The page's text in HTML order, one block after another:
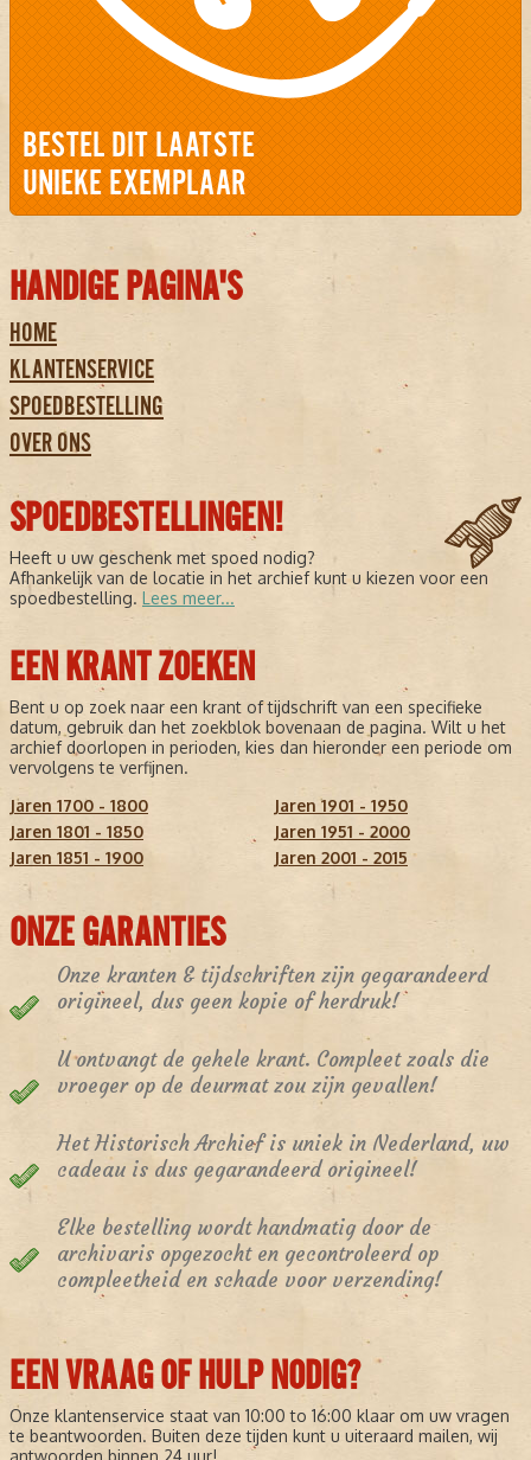
BESTEL DIT LAATSTE
UNIEKE EXEMPLAAR
HANDIGE PAGINA'S
HOME
KLANTENSERVICE
SPOEDBESTELLING
OVER ONS
SPOEDBESTELLINGEN!
Heeft u uw geschenk met spoed nodig?
Afhankelijk van de locatie in het archief kunt u kiezen voor een
spoedbestelling. Lees meer...
EEN KRANT ZOEKEN
Bent u op zoek naar een krant of tijdschrift van een specifieke
datum, gebruik dan het zoekblok bovenaan de pagina. Wilt u het
archief doorlopen in perioden, kies dan hieronder een periode om
vervolgens te verfijnen.
Jaren 1700 - 1800
Jaren 1801 - 1850
Jaren 1851 - 1900
Jaren 1901 - 1950
Jaren 1951 - 2000
Jaren 2001 - 2015
ONZE GARANTIES
Onze kranten & tijdschriften zijn gegarandeerd
origineel, dus geen kopie of herdruk!
U ontvangt de gehele krant. Compleet zoals die
vroeger op de deurmat zou zijn gevallen!
Het Historisch Archief is uniek in Nederland, uw
cadeau is dus gegarandeerd origineel!
Elke bestelling wordt handmatig door de
archivaris opgezocht en gecontroleerd op
compleetheid en schade voor verzending!
EEN VRAAG OF HULP NODIG?
Onze klantenservice staat van 10:00 to 16:00 klaar om uw vragen
te beantwoorden. Buiten deze tijden kunt u uiteraard mailen, wij